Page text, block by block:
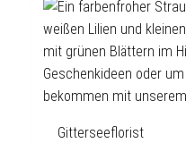
Gitterseeflorist